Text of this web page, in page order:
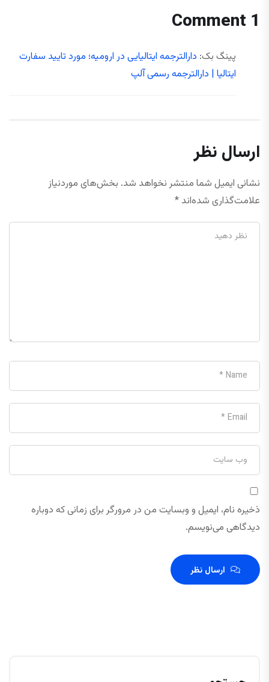
1 Comment
پینگ بک: دارالترجمه ایتالیایی در ارومیه؛ مورد تایید سفارت
ایتالیا | دارالترجمه رسمی آلپ
ارسال نظر
نشانی ایمیل شما منتشر نخواهد شد. بخش‌های موردنیاز
علامت‌گذاری شده‌اند *
ذخیره نام، ایمیل و وبسایت من در مرورگر برای زمانی که دوباره
دیدگاهی می‌نویسم.
ارسال نظر